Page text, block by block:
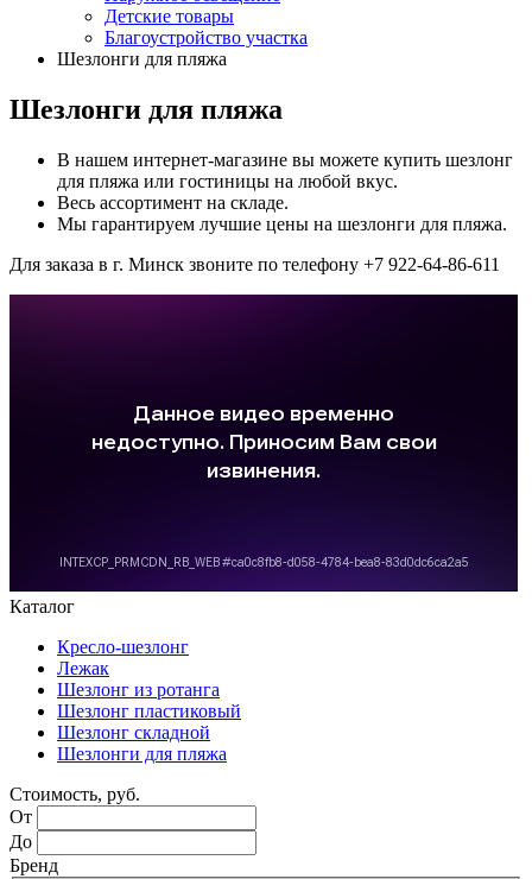
Детские товары
Благоустройство участка
Шезлонги для пляжа
Шезлонги для пляжа
В нашем интернет-магазине вы можете купить шезлонг
для пляжа или гостиницы на любой вкус.
Весь ассортимент на складе.
Мы гарантируем лучшие цены на шезлонги для пляжа.
Для заказа в г. Минск звоните по телефону +7 922-64-86-611
Каталог
Кресло-шезлонг
Лежак
Шезлонг из ротанга
Шезлонг пластиковый
Шезлонг складной
Шезлонги для пляжа
Стоимость, руб.
От
До
Бренд